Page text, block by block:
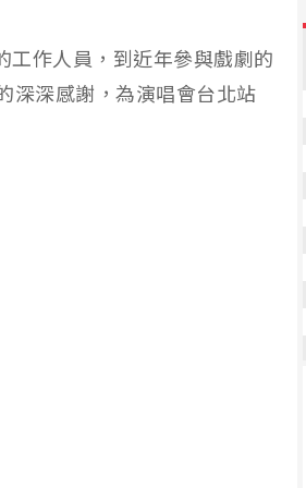
工作人員，到近年參與戲劇的
深深感謝，為演唱會台北站